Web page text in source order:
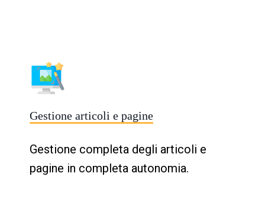
Gestione articoli e pagine
Gestione completa degli articoli e
pagine in completa autonomia.